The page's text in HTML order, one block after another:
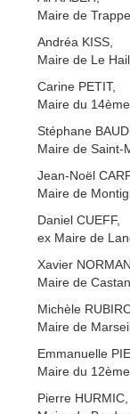
Maire de
Andréa KISS,
Maire de Le
Carine PETIT,
Maire du
Stéphane
Maire de Saint-
Jean-Noël
Maire de
Daniel CUEFF,
ex Maire de
Xavier
Maire de
Michèle
Maire de
Emmanuelle
Maire du
Pierre HURMIC,